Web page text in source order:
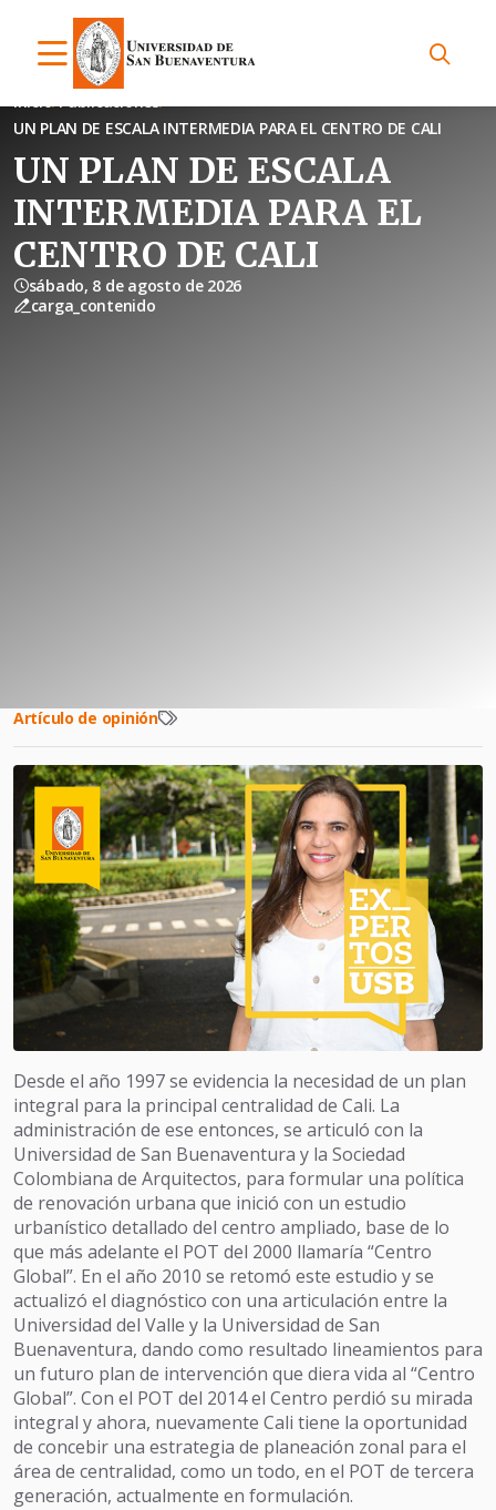
Inicio Publicaciones
UN PLAN DE ESCALA INTERMEDIA PARA EL CENTRO DE CALI
UN PLAN DE ESCALA
INTERMEDIA PARA EL
CENTRO DE CALI
sábado, 8 de agosto de 2026
carga_contenido
Artículo de opinión
Desde el año 1997 se evidencia la necesidad de un plan
integral para la principal centralidad de Cali. La
administración de ese entonces, se articuló con la
Universidad de San Buenaventura y la Sociedad
Colombiana de Arquitectos, para formular una política
de renovación urbana que inició con un estudio
urbanístico detallado del centro ampliado, base de lo
que más adelante el POT del 2000 llamaría “Centro
Global”. En el año 2010 se retomó este estudio y se
actualizó el diagnóstico con una articulación entre la
Universidad del Valle y la Universidad de San
Buenaventura, dando como resultado lineamientos para
un futuro plan de intervención que diera vida al “Centro
Global”. Con el POT del 2014 el Centro perdió su mirada
integral y ahora, nuevamente Cali tiene la oportunidad
de concebir una estrategia de planeación zonal para el
área de centralidad, como un todo, en el POT de tercera
generación, actualmente en formulación.